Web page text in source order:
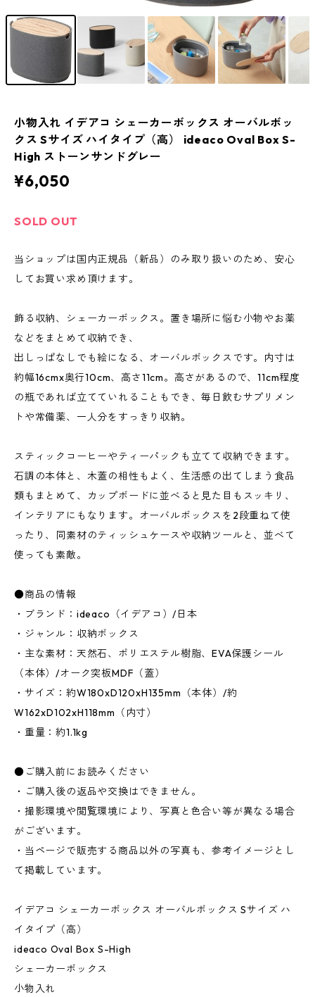
小物入れ イデアコ シェーカーボックス オーバルボッ
クス Sサイズ ハイタイプ（高） ideaco Oval Box S-
High ストーンサンドグレー
¥6,050
SOLD OUT
当ショップは国内正規品（新品）のみ取り扱いのため、安心
してお買い求め頂けます。
飾る収納、シェーカーボックス。置き場所に悩む小物やお薬
などをまとめて収納でき、
出しっぱなしでも絵になる、オーバルボックスです。内寸は
約幅16cmx奥行10cm、高さ11cm。高さがあるので、11cm程度
の瓶であれば立てていれることもでき、毎日飲むサプリメン
トや常備薬、一人分をすっきり収納。
スティックコーヒーやティーパックも立てて収納できます。
石調の本体と、木蓋の相性もよく、生活感の出てしまう食品
類もまとめて、カップボードに並べると見た目もスッキリ、
インテリアにもなります。オーバルボックスを2段重ねて使
ったり、同素材のティッシュケースや収納ツールと、並べて
使っても素敵。
●商品の情報
・ブランド：ideaco（イデアコ）/日本
・ジャンル：収納ボックス
・主な素材：天然石、ポリエステル樹脂、EVA保護シール
（本体）/オーク突板MDF（蓋）
・サイズ：約W180xD120xH135mm（本体）/約
W162xD102xH118mm（内寸）
・重量：約1.1kg
●ご購入前にお読みください
・ご購入後の返品や交換はできません。
・撮影環境や閲覧環境により、写真と色合い等が異なる場合
がございます。
・当ページで販売する商品以外の写真も、参考イメージとし
て掲載しています。
イデアコ シェーカーボックス オーバルボックス Sサイズ ハ
イタイプ（高）
ideaco Oval Box S-High
シェーカーボックス
小物入れ